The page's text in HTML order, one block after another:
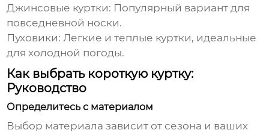
Джинсовые куртки: Популярный вариант для
повседневной носки.
Пуховики: Легкие и теплые куртки, идеальные
для холодной погоды.
Как выбрать короткую куртку:
Руководство
Определитесь с материалом
Выбор материала зависит от сезона и ваших